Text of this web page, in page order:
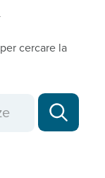
cercare la